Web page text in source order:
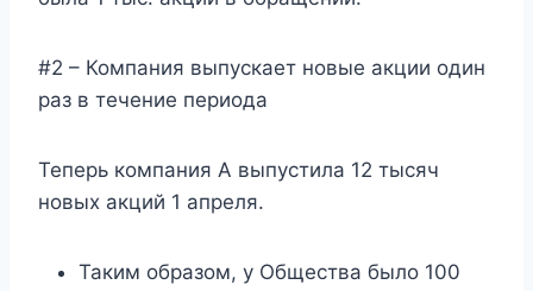
#2 – Компания выпускает новые акции один
раз в течение периода
Теперь компания А выпустила 12 тысяч
новых акций 1 апреля.
Таким образом, у Общества было 100